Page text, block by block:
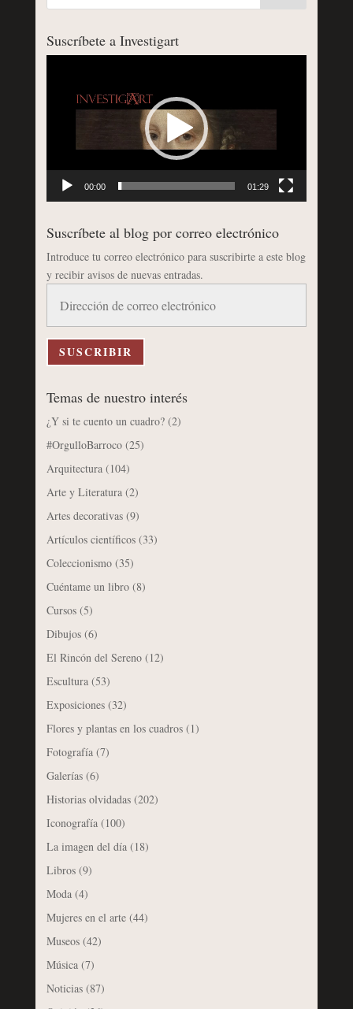
Suscríbete a Investigart
00:00 01:29
Suscríbete al blog por correo electrónico
Introduce tu correo electrónico para suscribirte a este blog
y recibir avisos de nuevas entradas.
correo
electrónico
SUSCRIBIR
Temas de nuestro interés
¿Y si te cuento un cuadro?(2)
#OrgulloBarroco(25)
Arquitectura(104)
Arte y Literatura(2)
Artes decorativas(9)
Artículos científicos(33)
Coleccionismo(35)
Cuéntame un libro(8)
Cursos(5)
Dibujos(6)
El Rincón del Sereno(12)
Escultura(53)
Exposiciones(32)
Flores y plantas en los cuadros(1)
Fotografía(7)
Galerías(6)
Historias olvidadas(202)
Iconografía(100)
La imagen del día(18)
Libros(9)
Moda(4)
Mujeres en el arte(44)
Museos(42)
Música(7)
Noticias(87)